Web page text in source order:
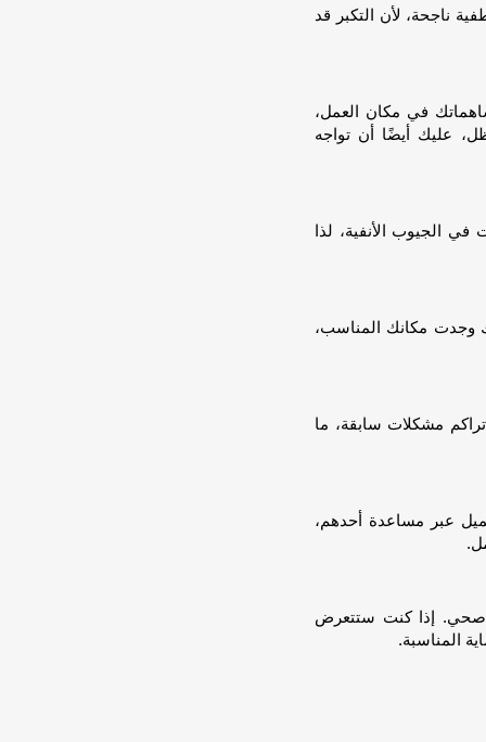
ناجحة، لأن التكبر قد
في مكان العمل،
عليك أيضًا أن تواجه
الجيوب الأنفية، لذا
وجدت مكانك المناسب،
مشكلات سابقة، ما
عبر مساعدة أحدهم،
صحي. إذا كنت ستتعرض
المناسبة.